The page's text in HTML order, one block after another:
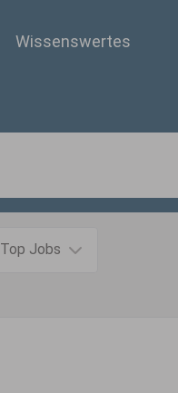
Wissenswertes
Top Jobs